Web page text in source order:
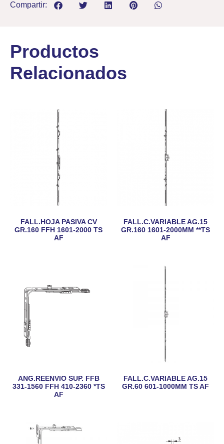
Compartir:
Productos
Relacionados
FALL.HOJA PASIVA CV
GR.160 FFH 1601-2000 TS
AF
FALL.C.VARIABLE AG.15
GR.160 1601-2000MM **TS
AF
ANG.REENVIO SUP. FFB
331-1560 FFH 410-2360 *TS
AF
FALL.C.VARIABLE AG.15
GR.60 601-1000MM TS AF